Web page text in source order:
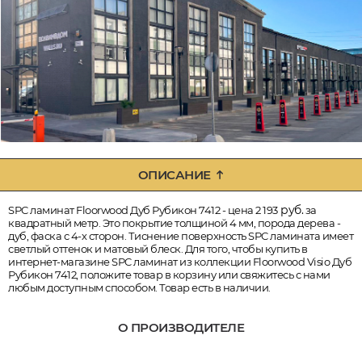
ОПИСАНИЕ
SPC ламинат Floorwood Дуб Рубикон 7412 - цена 2 193руб.за
квадратный метр. Это покрытие толщиной 4 мм, порода дерева -
дуб, фаска с 4-х сторон. Тиснение поверхность SPC ламината имеет
светлый оттенок и матовый блеск. Для того, чтобы купить в
интернет-магазине SPC ламинат из коллекции Floorwood Visio Дуб
Рубикон 7412, положите товар в корзину или свяжитесь с нами
любым доступным способом. Товар есть в наличии.
О ПРОИЗВОДИТЕЛЕ